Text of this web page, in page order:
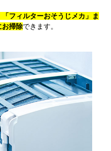
フィルターおそうじメカ」ま
お掃除できます。